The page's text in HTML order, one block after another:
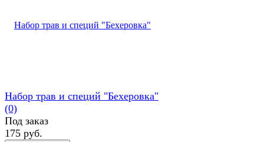
Набор трав и специй "Бехеровка"
(0)
Под заказ
175 руб.